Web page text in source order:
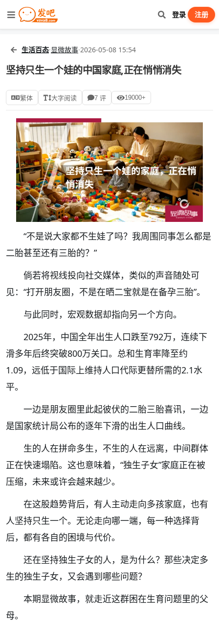
登录 注册
生活百态·显微故事·2026-05-08 15:54
坚持只生一个娃的中国家庭,正在悄悄消失
繁体 大字阅读 7 评 19000+
“不是说大家都不生娃了吗？我周围同事怎么都是
二胎甚至还有三胎的？”
倘若将视线投向社交媒体，类似的声音随处可
见：“打开朋友圈，不是在晒二宝就是在备孕三胎”。
与此同时，宏观数据却指向另一个方向。
2025年，中国全年出生人口跌至792万，连续下
滑多年后终突破800万关口。总和生育率降至约
1.09，远低于国际上维持人口代际更替所需的2.1水
平。
一边是朋友圈里此起彼伏的二胎三胎喜讯，一边
是国家统计局公布的逐年下滑的出生人口曲线。
生的人在拼命多生，不生的人在远离，中间群体
正在快速塌陷。这也意味着，“独生子女”家庭正在被
压缩，未来或许会越来越少。
在这股趋势背后，有人主动走向多孩家庭，也有
人坚持只生一个。无论走向哪一端，每一种选择背
后，都有各自的困境与代价。
还在坚持独生子女的人，是为什么？那些决定多
生的独生子女，又会遇到哪些问题？
本期显微故事，就走近这群困在生育问题里的父
母。